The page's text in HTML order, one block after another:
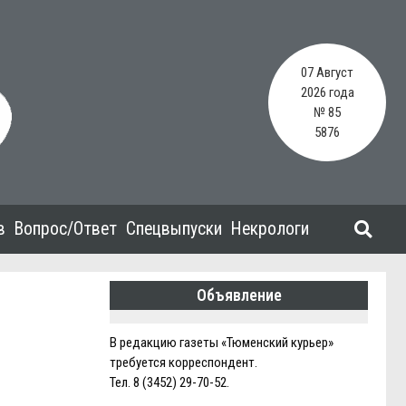
07 Август
2026 года
№ 85
5876
Вопрос/Ответ Спецвыпуски Некрологи
Объявление
В редакцию газеты «Тюменский курьер»
требуется корреспондент.
Тел. 8 (3452) 29-70-52.